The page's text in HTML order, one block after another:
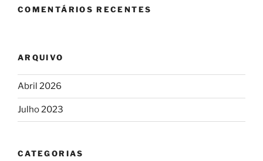
COMENTÁRIOS RECENTES
ARQUIVO
Abril 2026
Julho 2023
CATEGORIAS